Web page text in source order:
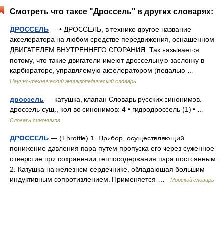
Смотреть что такое "Дроссель" в других словарях:
ДРОССЕЛЬ — • ДРОССЕЛЬ, в технике другое название
акселератора на любом средстве передвижения, оснащенном
ДВИГАТЕЛЕМ ВНУТРЕННЕГО СГОРАНИЯ. Так называется
потому, что такие двигатели имеют дроссельную заслонку в
карбюраторе, управляемую акселератором (педалью …
Научно-технический энциклопедический словарь
дроссель — катушка, клапан Словарь русских синонимов.
дроссель сущ., кол во синонимов: 4 • гидродроссель (1) • …
Словарь синонимов
ДРОССЕЛЬ — (Throttle) 1. Прибор, осуществляющий
понижение давления пара путем пропуска его через суженное
отверстие при сохранении теплосодержания пара постоянным.
2. Катушка на железном сердечнике, обладающая большим
индуктивным сопротивлением. Применяется …
Морской словарь